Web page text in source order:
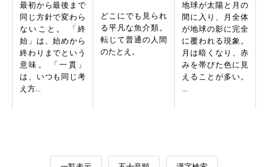
最初から最後まで
同じ方針で変わら
ないこと。 「終
始」は、始めから
終わりまでという
意味。 「一貫」
は、いつも同じ考
え方...
どこにでも見られ
る平凡な魚介類。
転じて普通の人間
のたとえ。
地球が太陽と月の
間に入り、月全体
が地球の影に完全
に覆われる現象。
月は暗くなり、赤
みを帯びた色に見
えることが多い。
...